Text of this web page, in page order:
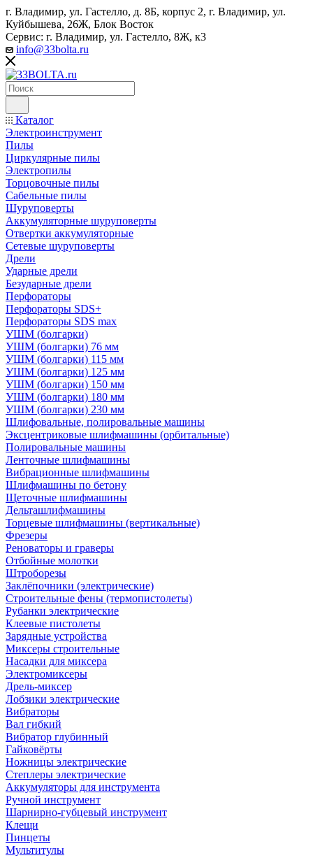
г. Владимир, ул. Гастелло, д. 8Б, корпус 2, г. Владимир, ул. ​
Куйбышева, 26Ж, Блок Восток
Сервис: г. Владимир, ул. Гастелло, 8Ж, к3
info@33bolta.ru
Каталог
Электроинструмент
Пилы
Циркулярные пилы
Электропилы
Торцовочные пилы
Сабельные пилы
Шуруповерты
Аккумуляторные шуруповерты
Отвертки аккумуляторные
Сетевые шуруповерты
Дрели
Ударные дрели
Безударные дрели
Перфораторы
Перфораторы SDS+
Перфораторы SDS max
УШМ (болгарки)
УШМ (болгарки) 76 мм
УШМ (болгарки) 115 мм
УШМ (болгарки) 125 мм
УШМ (болгарки) 150 мм
УШМ (болгарки) 180 мм
УШМ (болгарки) 230 мм
Шлифовальные, полировальные машины
Эксцентриковые шлифмашины (орбитальные)
Полировальные машины
Ленточные шлифмашины
Вибрационные шлифмашины
Шлифмашины по бетону
Щеточные шлифмашины
Дельташлифмашины
Торцевые шлифмашины (вертикальные)
Фрезеры
Реноваторы и граверы
Отбойные молотки
Штроборезы
Заклёпочники (электрические)
Строительные фены (термопистолеты)
Рубанки электрические
Клеевые пистолеты
Зарядные устройства
Миксеры строительные
Насадки для миксера
Электромиксеры
Дрель-миксер
Лобзики электрические
Вибраторы
Вал гибкий
Вибратор глубинный
Гайковёрты
Ножницы электрические
Степлеры электрические
Аккумуляторы для инструмента
Ручной инструмент
Шарнирно-губцевый инструмент
Клещи
Пинцеты
Мультитулы